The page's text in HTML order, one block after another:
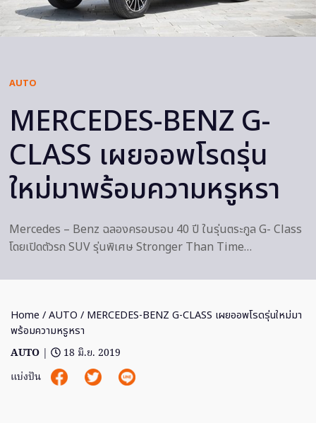
AUTO
MERCEDES-BENZ G-
CLASS เผยออพโรดรุ่น
ใหม่มาพร้อมความหรูหรา
Mercedes – Benz ฉลองครอบรอบ 40 ปี ในรุ่นตระกูล G- Class
โดยเปิดตัวรถ SUV รุ่นพิเศษ Stronger Than Time…
Home /AUTO / MERCEDES-BENZ G-CLASS เผยออพโรดรุ่นใหม่มา
พร้อมความหรูหรา
AUTO |
18 มิ.ย. 2019
แบ่งปัน